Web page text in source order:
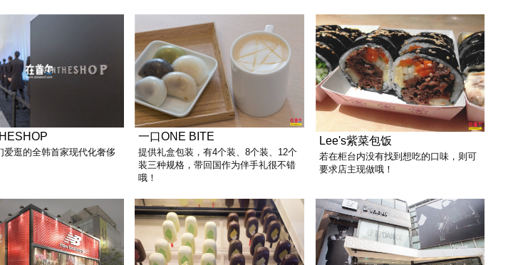
爱逛的全韩首家现代化奢侈
一口ONE BITE
提供礼盒包装，有4个装、8个装、12个
装三种规格，带回国作为伴手礼很不错
哦！
Lee's紫菜包饭
若在柜台内没有找到想吃的口味，则可
要求店主现做哦！